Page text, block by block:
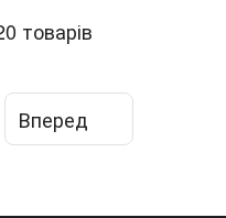
товарів
Вперед